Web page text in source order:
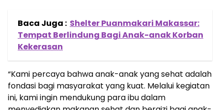
Baca Juga : Shelter Puanmakari Makassar:
Tempat Berlindung Bagi Anak-anak Korban
Kekerasan
“Kami percaya bahwa anak-anak yang sehat adalah
fondasi bagi masyarakat yang kuat. Melalui kegiatan
ini, kami ingin mendukung para ibu dalam